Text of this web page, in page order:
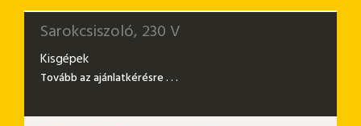
Sarokcsiszoló, 230 V
Kisgépek
Tovább az ajánlatkérésre . . .